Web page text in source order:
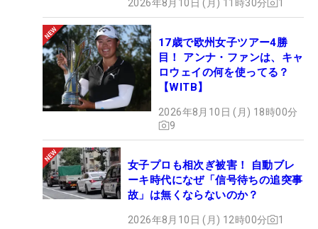
2026年8月10日 (月) 11時30分 1
17歳で欧州女子ツアー4勝
目！ アンナ・ファンは、キャ
ロウェイの何を使ってる？
【WITB】
2026年8月10日 (月) 18時00分
9
女子プロも相次ぎ被害！ 自動ブレ
ーキ時代になぜ「信号待ちの追突事
故」は無くならないのか？
2026年8月10日 (月) 12時00分 1